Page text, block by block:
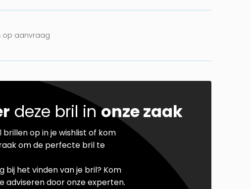
op aanvraag
deze bril inonze zaak
brillen op in je wishlist of kom
om de perfecte bril te
bij het vinden van je bril? Kom
adviseren door onze experten.